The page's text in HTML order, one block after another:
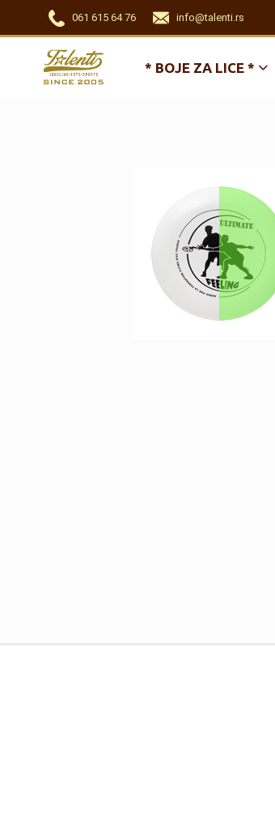
061 615 64 76 info@talenti.rs
* BOJE ZA LICE *